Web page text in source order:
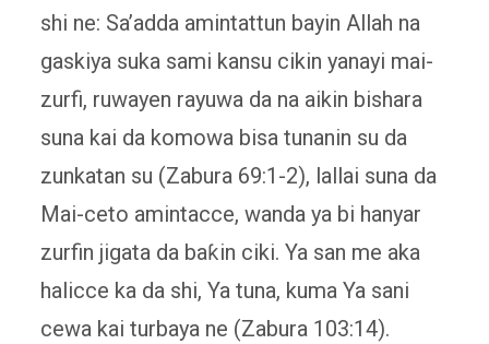
shi ne: Sa’adda amintattun bayin Allah na
gaskiya suka sami kansu cikin yanayi mai-
zurfi, ruwayen rayuwa da na aikin bishara
suna kai da komowa bisa tunanin su da
zunkatan su (Zabura 69:1-2), lallai suna da
Mai-ceto amintacce, wanda ya bi hanyar
zurfin jigata da baƙin ciki. Ya san me aka
halicce ka da shi, Ya tuna, kuma Ya sani
cewa kai turbaya ne (Zabura 103:14).